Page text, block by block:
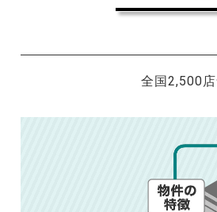
全国2,500店